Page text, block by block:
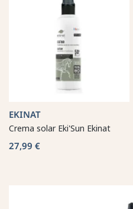
EKINAT
Crema solar Eki'Sun Ekinat
27,99 €